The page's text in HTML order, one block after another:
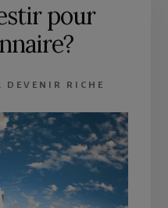
pour
, DEVENIR RICHE